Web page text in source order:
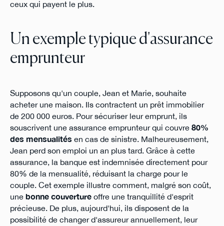
ceux qui payent le plus.
Un exemple typique d'assurance
emprunteur
Supposons qu'un couple, Jean et Marie, souhaite
acheter une maison. Ils contractent un prêt immobilier
de 200 000 euros. Pour sécuriser leur emprunt, ils
souscrivent une assurance emprunteur qui couvre 80%
des mensualités en cas de sinistre. Malheureusement,
Jean perd son emploi un an plus tard. Grâce à cette
assurance, la banque est indemnisée directement pour
80% de la mensualité, réduisant la charge pour le
couple. Cet exemple illustre comment, malgré son coût,
une bonne couvertureoffre une tranquillité d'esprit
précieuse. De plus, aujourd'hui, ils disposent de la
possibilité de changer d'assureur annuellement, leur